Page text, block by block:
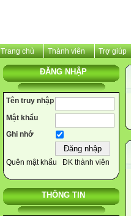
Trang chủ Thành viên Trợ giúp
ĐĂNG NHẬP
Tên truy nhập
Mật khẩu
Ghi nhớ
Quên mật khẩu ĐK thành viên
THÔNG TIN